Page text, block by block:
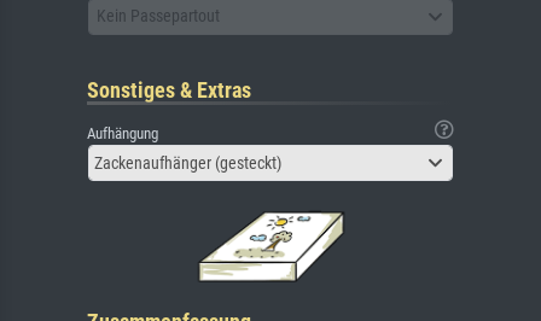
Kein Passepartout
Sonstiges & Extras
Aufhängung
Zackenaufhänger (gesteckt)